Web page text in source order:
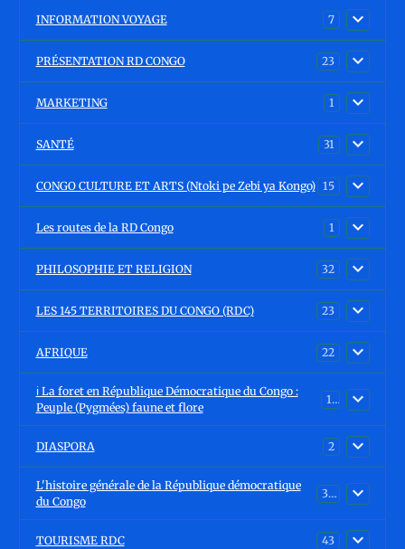
INFORMATION VOYAGE 7
PRÉSENTATION RD CONGO 23
MARKETING 1
SANTÉ 31
CONGO CULTURE ET ARTS (Ntoki pe Zebi ya Kongo) 15
Les routes de la RD Congo 1
PHILOSOPHIE ET RELIGION 32
LES 145 TERRITOIRES DU CONGO (RDC) 23
AFRIQUE 22
ℹ️ La foret en République Démocratique du Congo :
Peuple (Pygmées) faune et flore
15
DIASPORA 2
L'histoire générale de la République démocratique
du Congo
30
TOURISME RDC 43